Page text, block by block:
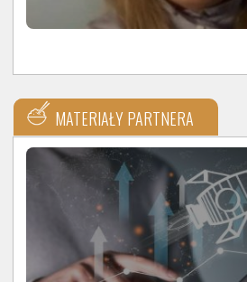
MATERIAŁY PARTNERA